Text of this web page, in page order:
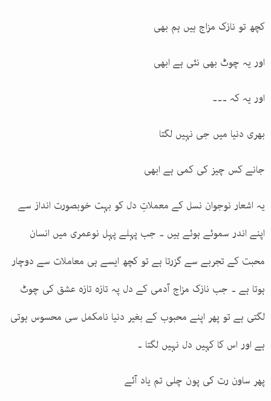
کچھ تو نازک مزاج ہیں ہم بھی
اور یہ چوٹ بھی نئی ہے ابھی
اور یہ کہ ۔۔۔
بھری دنیا میں جی نہیں لگتا
جانے کس چیز کی کمی ہے ابھی
یہ اشعار نوجوان نسل کے معملاتِ دل کو بہت خوبصورت انداز سے
اپنے اندر سموئے ہوئے ہیں ۔ جب پہلے پہل نوعمری میں انسان
محبت کے تجربے سے گزرتا ہے تو کچھ ایسے ہی معاملات سے دوچار
ہوتا ہے ۔ جب نازک مزاج آدمی کے دل پہ تازہ تازہ عشق کی چوٹ
لگتی ہے تو پھر اپنے محبوب کے بغیر دنیا نامکمل سی محسوس ہوتی
ہے اور اس کا کہیں دل نہیں لگتا ۔
پھر ساون رت کی پون چلی تم یاد آئے